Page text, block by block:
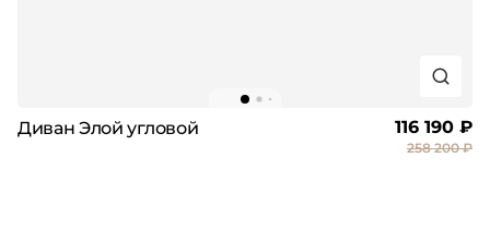
Диван Элой угловой 116 190 ₽
258 200 ₽